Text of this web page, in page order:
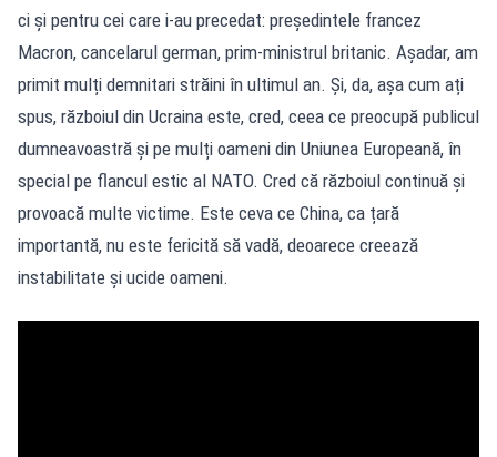
ci și pentru cei care i-au precedat: președintele francez
Macron, cancelarul german, prim-ministrul britanic. Așadar, am
primit mulți demnitari străini în ultimul an. Și, da, așa cum ați
spus, războiul din Ucraina este, cred, ceea ce preocupă publicul
dumneavoastră și pe mulți oameni din Uniunea Europeană, în
special pe flancul estic al NATO. Cred că războiul continuă și
provoacă multe victime. Este ceva ce China, ca țară
importantă, nu este fericită să vadă, deoarece creează
instabilitate și ucide oameni.